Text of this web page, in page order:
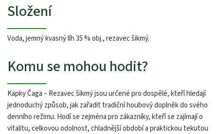
Složení
Voda, jemný kvasný líh 35 % obj., rezavec šikmý.
Komu se mohou hodit?
Kapky Čaga – Rezavec šikmý jsou určené pro dospělé, kteří hledají
jednoduchý způsob, jak zařadit tradiční houbový doplněk do svého
denního režimu. Hodí se zejména pro zákazníky, kteří se zajímají o
vitalitu, celkovou odolnost, chladnější období a praktickou tekutou